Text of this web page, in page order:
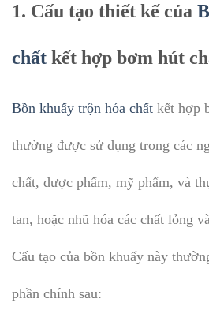
1. Cấu tạo thiết kế của
chất kết hợp bơm hút
Bồn khuấy trộn hóa chất kết hợp
thường được sử dụng trong các
chất, dược phẩm, mỹ phẩm, và
tan, hoặc nhũ hóa các chất lỏng
Cấu tạo của bồn khuấy này
phần chính sau: